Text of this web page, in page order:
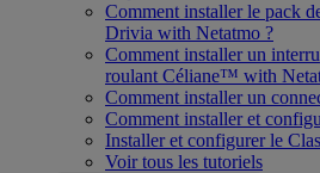
Comment installer le pack
Drivia with Netatmo ?
Comment installer un
roulant Céliane™ with
Comment installer un
Comment installer et
Installer et configurer le
Voir tous les tutoriels